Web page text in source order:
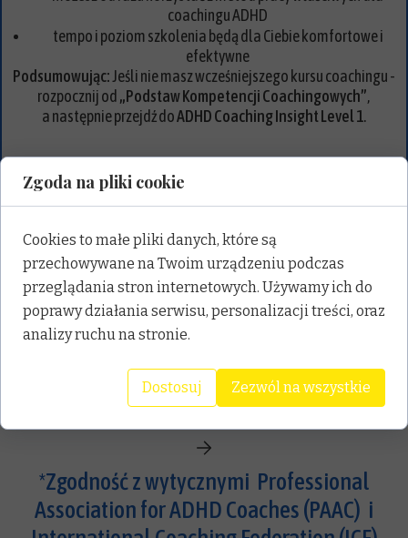
coachingu ADHD
tempo i poziom szkolenia będą dla Ciebie komfortowe i
efektywne
Podsumowując:Jeśli nie masz wcześniejszego kursu coachingu -
rozpocznij od „Podstaw Kompetencji Coachingowych”,
a następnie przejdź doADHD Coaching Insight Level 1.
Dla kogo nie jest to szkolenie?
To szkolenie nie jest dla osób, które chcą poprawić swoje codzienne
funkcjonowanie z ADHD. Nie jest to program dla klientów z ADHD,
lecz dla profesjonalistów, którzy pomagają dorosłym z ADHD
osiągać życiową i zawodową skuteczność.
*Zgodność z wytycznymi Professional
Association for ADHD Coaches (PAAC) i
Zgoda na pliki cookie
Cookies to małe pliki danych, które są
przechowywane na Twoim urządzeniu podczas
przeglądania stron internetowych. Używamy ich do
poprawy działania serwisu, personalizacji treści, oraz
analizy ruchu na stronie.
Dostosuj Zezwól na wszystkie